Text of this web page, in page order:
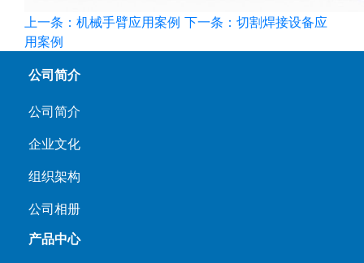
上一条：机械手臂应用案例 下一条：切割焊接设备应
用案例
公司简介
公司简介
企业文化
组织架构
公司相册
产品中心